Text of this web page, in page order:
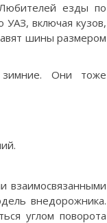
езды по
УАЗ, включая кузов,
шины размером
Они тоже
взаимосвязанными
внедорожника.
углом поворота